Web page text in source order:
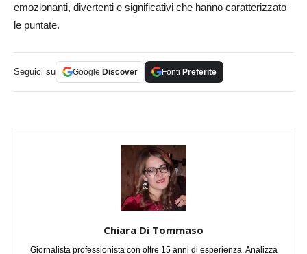
emozionanti, divertenti e significativi che hanno caratterizzato
le puntate.
Seguici su Google Discover Fonti Preferite
Chiara Di Tommaso
Giornalista professionista con oltre 15 anni di esperienza. Analizza